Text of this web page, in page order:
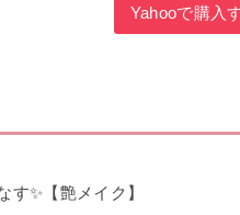
Yahooで購入
✨【艶メイク】